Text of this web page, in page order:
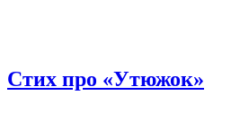
Стих про «Утюжок»